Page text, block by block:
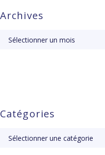
Archives
Catégories